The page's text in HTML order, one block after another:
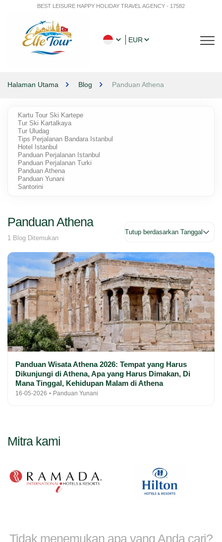
BEST LEISURE HAPPY HOLIDAY TRAVEL AGENCY - 17582
EUR
Halaman Utama Blog Panduan Athena
Kartu Tour Ski Kartepe
Tur Ski Kartalkaya
Tur Uludag
Tips Perjalanan Bandara Istanbul
Hotel Istanbul
Panduan Perjalanan Istanbul
Panduan Perjalanan Turki
Panduan Athena
Panduan Yunani
Santorini
Panduan Athena
1 Blog Ditemukan
Panduan Wisata Athena 2026: Tempat yang Harus
Dikunjungi di Athena, Apa yang Harus Dimakan, Di
Mana Tinggal, Kehidupan Malam di Athena
16-05-2026 Panduan Yunani
Mitra kami
Tidak menemukan apa yang Anda cari?